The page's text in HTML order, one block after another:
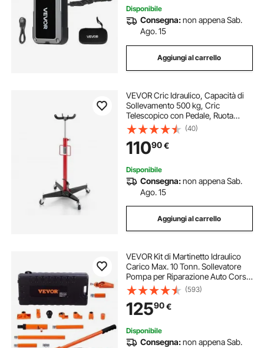
Disponibile
Consegna:non appena Sab.
Ago. 15
Aggiungi al carrello
VEVOR Cric Idraulico, Capacità di
Sollevamento 500 kg, Cric
Telescopico con Pedale, Ruota
Girevole, Altezza di Sollevamento
Elevata 1120 a 1870 mm, Sollevatore
Idraulico per Motore per Garage
(40)
11090€
Disponibile
Consegna:non appena Sab.
Ago. 15
Aggiungi al carrello
VEVOR Kit di Martinetto Idraulico
Carico Max. 10 Tonn. Sollevatore
Pompa per Riparazione Auto Corsa
da 135 mm, Kit Utensili Sollevatore
Idraulico Tipo d'Olio HV15 Cilindro
Q235B Anello di Tenuta TPU
(593)
12590€
Disponibile
Consegna:non appena Sab.